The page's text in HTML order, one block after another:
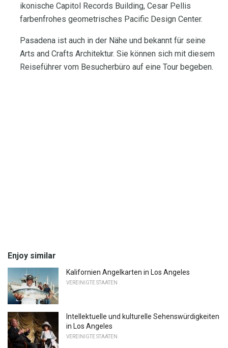
ikonische Capitol Records Building, Cesar Pellis
farbenfrohes geometrisches Pacific Design Center.
Pasadena ist auch in der Nähe und bekannt für seine
Arts and Crafts Architektur. Sie können sich mit diesem
Reiseführer vom Besucherbüro auf eine Tour begeben.
Enjoy similar
Kalifornien Angelkarten in Los Angeles
VEREINIGTE STAATEN
Intellektuelle und kulturelle Sehenswürdigkeiten
in Los Angeles
VEREINIGTE STAATEN